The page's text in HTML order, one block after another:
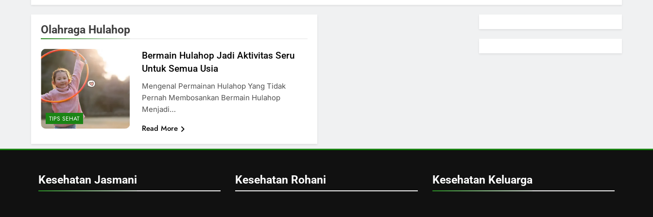
Olahraga Hulahop
TIPS SEHAT
Bermain Hulahop Jadi Aktivitas Seru
Untuk Semua Usia
Mengenal Permainan Hulahop Yang Tidak
Pernah Membosankan Bermain Hulahop
Menjadi…
Read More
Kesehatan Jasmani Kesehatan Rohani Kesehatan Keluarga